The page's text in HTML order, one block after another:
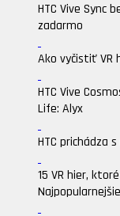
HTC Vive Sync
zadarmo
Ako vyčistiť VR
HTC Vive
Life: Alyx
HTC prichádza
15 VR hier,
Najpopularnejšie